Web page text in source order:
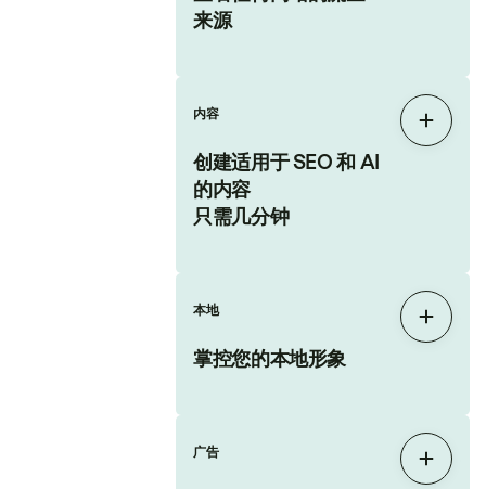
来源
内容
创建适用于 SEO 和 AI
的内容
只需几分钟
展开
本地
掌控您的本地形象
展开
广告
展开